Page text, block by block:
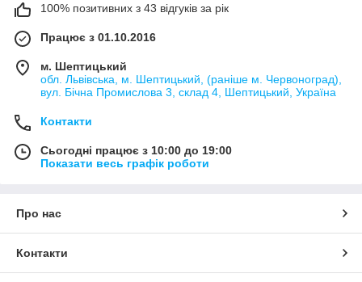
100% позитивних з 43 відгуків за рік
Працює з 01.10.2016
м. Шептицький
обл. Львівська, м. Шептицький, (раніше м. Червоноград),
вул. Бічна Промислова 3, склад 4, Шептицький, Україна
Контакти
Сьогодні працює з 10:00 до 19:00
Показати весь графік роботи
Про нас
Контакти